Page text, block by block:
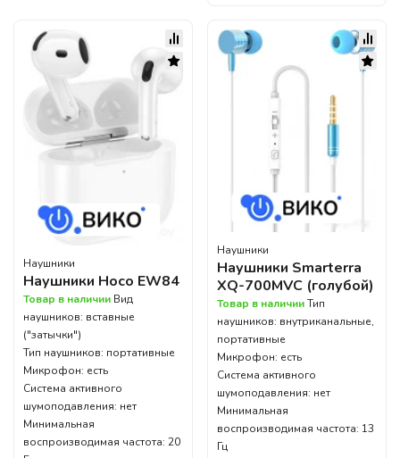
Наушники
Наушники Hoco EW84
Товар в наличии Вид
наушников: вставные
("затычки")
Тип наушников: портативные
Микрофон: есть
Система активного
шумоподавления: нет
Минимальная
воспроизводимая частота: 20
Наушники
Наушники Smarterra
XQ-700MVC (голубой)
Товар в наличииТип
наушников: внутриканальные,
портативные
Микрофон: есть
Система активного
шумоподавления: нет
Минимальная
воспроизводимая частота: 13
Гц